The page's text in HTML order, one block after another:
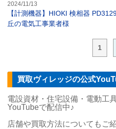
2024/11/13
【計測機器】HIOKI 検相器
丘の電気工事業者様
1
買取ヴィレッジの公式
電設資材・住宅設備・電動工
YouTubeで配信中♪
店舗や買取方法についてもご